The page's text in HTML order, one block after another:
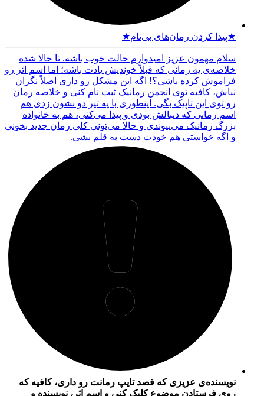
★پیدا کردن رمان‌های بی‌نام★
سلام مهمون عزیز امیدوارم حالت خوب باشه. تا حالا شده
خلاصه‌ی یه رمانی که قبلاً خوندیش یادت باشه؛ اما اسم اثر رو
فراموش کرده باشی؟! اگه این مشکل رو داری اصلاً نگران
نباش، کافیه توی انجمن رمانیک ثبت نام کنی و خلاصه رمان
رو توی این تاپیک بگی. اینطوری با یه تیر دو نشون زدی هم
اسم رمانی که دنبالش بودی و پیدا می‌کنی، هم به خانواده
بزرگ رمانیک می‌پیوندی و حالا می‌تونی کلی رمان جدید بخونی
و اگه خواستی هم خودت دست به قلم بشی.
نویسنده‌ی عزیزی که قصد تایپ رمانت رو داری، کافیه که
روی فرستادن موضوع کلیک کنی و اسم اثر، نویسنده و